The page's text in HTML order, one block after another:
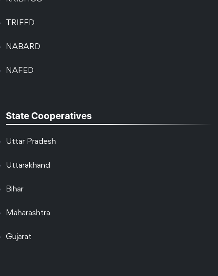
TRIFED
NABARD
NAFED
State Cooperatives
Uttar Pradesh
Uttarakhand
Bihar
Maharashtra
Gujarat